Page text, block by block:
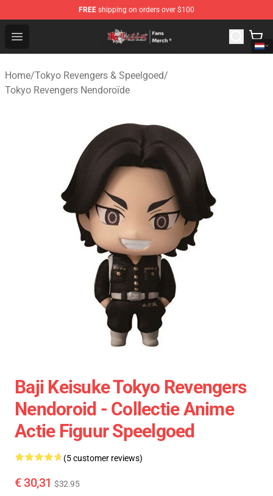
FREE shipping on orders over $100
Open menu
Tokyo Revengers Store - Official Tokyo Revengers
Home/Tokyo Revengers & Speelgoed/
Tokyo Revengers Nendoroïde
Baji Keisuke Tokyo Revengers
Nendoroid - Collectie Anime
Actie Figuur Speelgoed
(5 customer reviews)
€ 30,31 $32.95